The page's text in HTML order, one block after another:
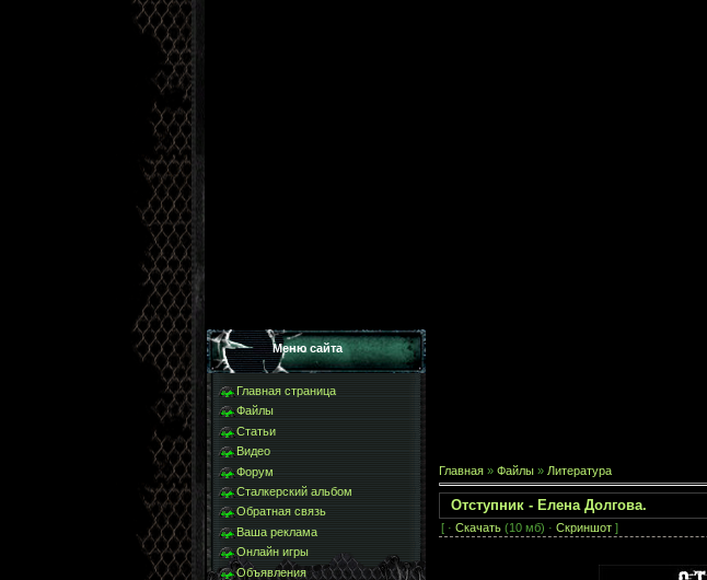
Меню сайта
Главная страница
Файлы
Статьи
Видео
Форум
Сталкерский альбом
Обратная связь
Ваша реклама
Онлайн игры
Объявления
Главная » Файлы » Литература
Отступник - Елена Долгова.
[ · Скачать (10 мб) · Скриншот ]